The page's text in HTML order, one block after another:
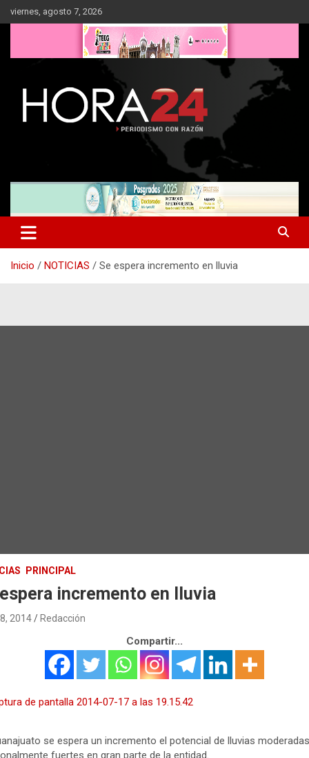
Saltar
al
viernes, agosto 7, 2026
Inicio NOTICIAS Se espera incremento en lluvia
PRINCIPAL
incremento en lluvia
2014 Redacción
Compartir...
se espera un incremento el potencial de lluvias
fuertes en gran parte de la entidad.